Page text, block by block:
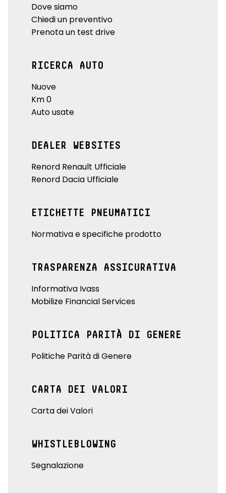
Dove siamo
Chiedi un preventivo
Prenota un test drive
RICERCA AUTO
Nuove
Km 0
Auto usate
DEALER WEBSITES
Renord Renault Ufficiale
Renord Dacia Ufficiale
ETICHETTE PNEUMATICI
Normativa e specifiche prodotto
TRASPARENZA ASSICURATIVA
Informativa Ivass
Mobilize Financial Services
POLITICA PARITÀ DI GENERE
Politiche Parità di Genere
CARTA DEI VALORI
Carta dei Valori
WHISTLEBLOWING
Segnalazione